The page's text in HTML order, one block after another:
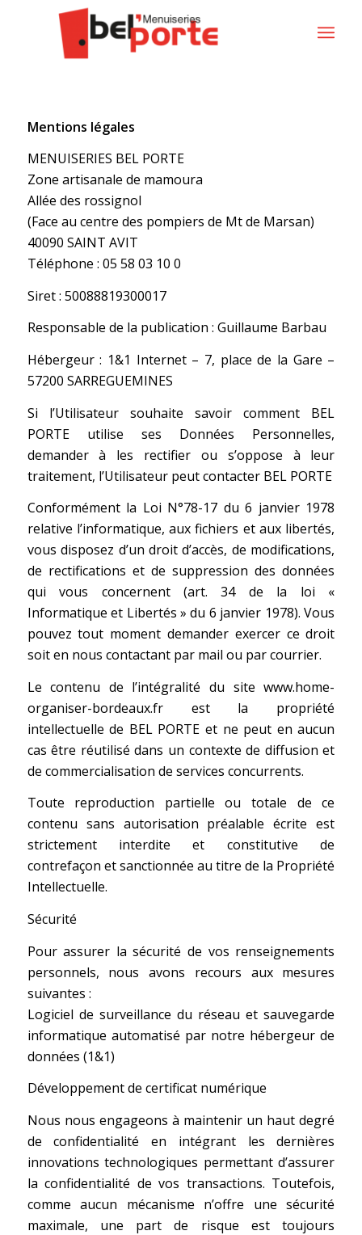
Mentions légales
MENUISERIES BEL PORTE
Zone artisanale de mamoura
Allée des rossignol
(Face au centre des pompiers de Mt de Marsan)
40090 SAINT AVIT
Téléphone : 05 58 03 10 0
Siret : 50088819300017
Responsable de la publication : Guillaume Barbau
Hébergeur : 1&1 Internet – 7, place de la Gare –
57200 SARREGUEMINES
Si l’Utilisateur souhaite savoir comment BEL
PORTE utilise ses Données Personnelles,
demander à les rectifier ou s’oppose à leur
traitement, l’Utilisateur peut contacter BEL PORTE
Conformément la Loi N°78-17 du 6 janvier 1978
relative l’informatique, aux fichiers et aux libertés,
vous disposez d’un droit d’accès, de modifications,
de rectifications et de suppression des données
qui vous concernent (art. 34 de la loi «
Informatique et Libertés » du 6 janvier 1978). Vous
pouvez tout moment demander exercer ce droit
soit en nous contactant par mail ou par courrier.
Le contenu de l’intégralité du site www.home-
organiser-bordeaux.fr est la propriété
intellectuelle de BEL PORTE et ne peut en aucun
cas être réutilisé dans un contexte de diffusion et
de commercialisation de services concurrents.
Toute reproduction partielle ou totale de ce
contenu sans autorisation préalable écrite est
strictement interdite et constitutive de
contrefaçon et sanctionnée au titre de la Propriété
Intellectuelle.
Sécurité
Pour assurer la sécurité de vos renseignements
personnels, nous avons recours aux mesures
suivantes :
Logiciel de surveillance du réseau et sauvegarde
informatique automatisé par notre hébergeur de
données (1&1)
Développement de certificat numérique
Nous nous engageons à maintenir un haut degré
de confidentialité en intégrant les dernières
innovations technologiques permettant d’assurer
la confidentialité de vos transactions. Toutefois,
comme aucun mécanisme n’offre une sécurité
maximale, une part de risque est toujours